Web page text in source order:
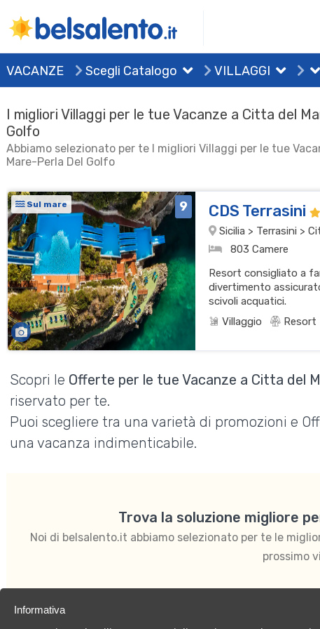
VACANZE Scegli Catalogo VILLAGGI
I migliori Villaggi per le tue Vacanze a Citta del
Golfo
Abbiamo selezionato per te I migliori Villaggi per le tue
Mare-Perla Del Golfo
Sul mare 9 CDS Terrasini
Sicilia > Terrasini >
803 Camere
Resort consigliato a
divertimento
scivoli acquatici.
Villaggio
Resort
Scopri le Offerte per le tue Vacanze a Citta del
riservato per te.
Puoi scegliere tra una varietà di promozioni e
una vacanza indimenticabile.
Trova la soluzione migliore
Noi di belsalento.it abbiamo selezionato per te le
prossimo
Informativa